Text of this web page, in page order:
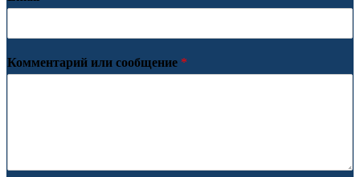
Комментарий или сообщение *